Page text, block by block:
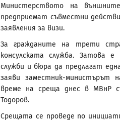
Министерството на
предприемат съвместни
заявления за визи.
За гражданите на трети
консулската служба. Затова е
служби и бюра да предлагат
заяви заместник-министърът
време на среща днес в МВнР
Тодоров.
Срещата се проведе по